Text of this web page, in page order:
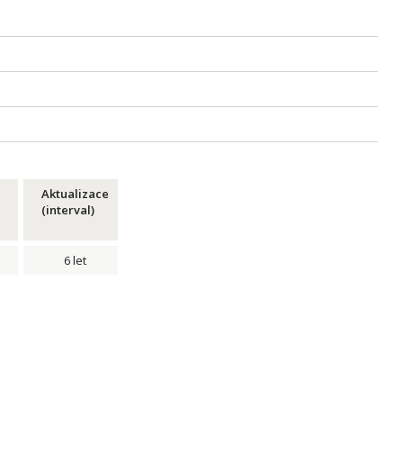
Aktualizace
(interval)
6 let